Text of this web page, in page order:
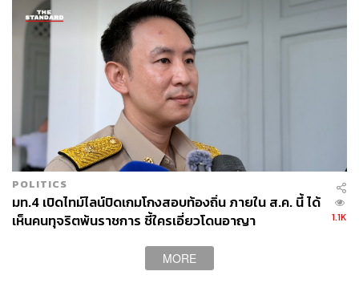
พิสูจน์อักษร: พรนภัส ชำนาญค้า
TAGS: เชื้อไวรัสโคโรนา
ตำรวจ
วันครู
POLITICS
มท.4 เปิดไทม์ไลน์ปิดเกมโกงสอบท้องถิ่น ภายใน ส.ค. นี้ ได้
เห็นคนทุจริตพ้นราชการ ชี้ใครเอี่ยวโดนอาญา
1.1K
MORE